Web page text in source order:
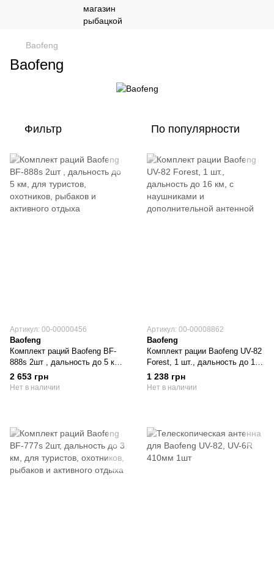
Baofeng
Baofeng
Фильтр По популярности
Артикул: 00-00000456
Baofeng
Комплект раций Baofeng BF-
888s 2шт , дальность до 5 км,
для туристов, охотников,
рыбаков и активного отдыха
2 653 грн
Нет в наличии
Артикул: 00-00008862
Baofeng
Комплект рации Baofeng UV-82
Forest, 1 шт., дальность до 16
км, с наушниками и
дополнительной антенной
1 238 грн
Нет в наличии